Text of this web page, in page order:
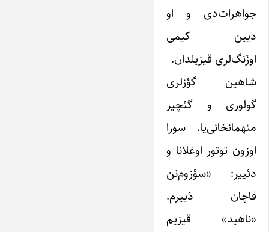
جواهرات‌دی و او
‌دیین کیمی
اوزَنگ‌لری قیزیلدان.
شاهین گؤزلری
گولوری و گئچیر
مئهمانخانی‌یا. سورا
اوزون توتور اوغلانا و
دئییر: «سؤزوم‌نن
قاچان دَییرم.
«ناهید» قیزیم